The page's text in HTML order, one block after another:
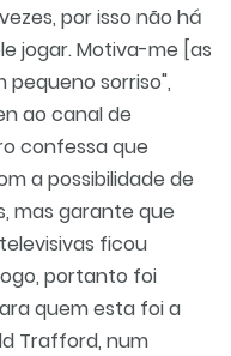
por isso não há
jogar. Motiva-me [as
pequeno sorriso",
ao canal de
confessa que
a possibilidade de
mas garante que
ficou
portanto foi
quem esta foi a
Trafford, num